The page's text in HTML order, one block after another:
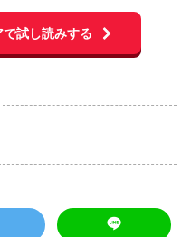
試し読みする